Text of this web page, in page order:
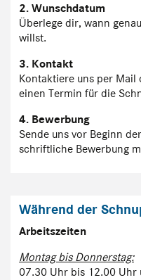
2. Wunschdatum
Überlege dir, wann
willst.
3. Kontakt
Kontaktiere uns per
einen Termin für die
4. Bewerbung
Sende uns vor Beginn
schriftliche Bewerbung
Während der
Arbeitszeiten
Montag bis Donnerstag:
07.30 Uhr bis 12.00